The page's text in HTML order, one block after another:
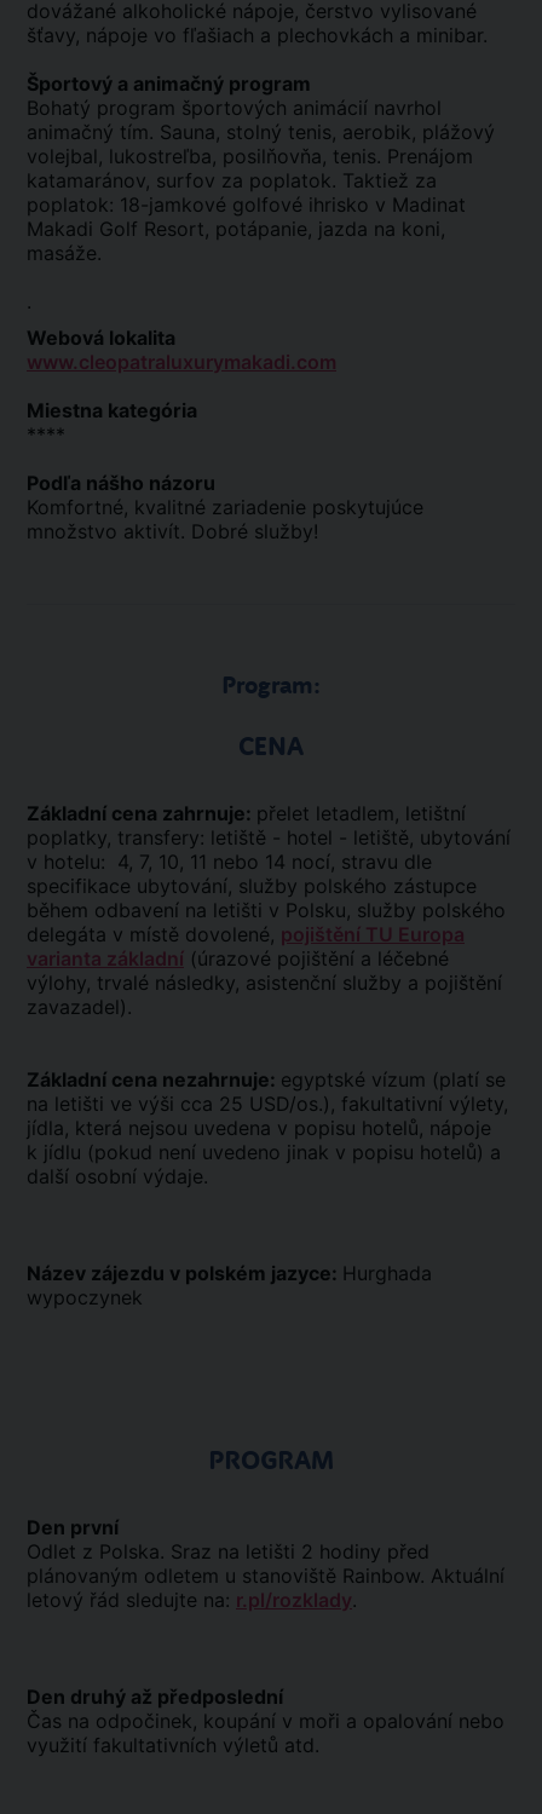
dovážané alkoholické nápoje, čerstvo vylisované
šťavy, nápoje vo fľašiach a plechovkách a minibar.
Športový a animačný program
Bohatý program športových animácií navrhol
animačný tím. Sauna, stolný tenis, aerobik, plážový
volejbal, lukostreľba, posilňovňa, tenis. Prenájom
katamaránov, surfov za poplatok. Taktiež za
poplatok: 18-jamkové golfové ihrisko v Madinat
Makadi Golf Resort, potápanie, jazda na koni,
masáže.
.
Webová lokalita
www.cleopatraluxurymakadi.com
Miestna kategória
****
Podľa nášho názoru
Komfortné, kvalitné zariadenie poskytujúce
množstvo aktivít. Dobré služby!
Program:
CENA
Základní cena zahrnuje: přelet letadlem, letištní
poplatky, transfery: letiště - hotel - letiště, ubytování
v hotelu: 4, 7, 10, 11 nebo 14 nocí, stravu dle
specifikace ubytování, služby polského zástupce
během odbavení na letišti v Polsku, služby polského
delegáta v místě dovolené, pojištění TU Europa
varianta základní (úrazové pojištění a léčebné
výlohy, trvalé následky, asistenční služby a pojištění
zavazadel).
Základní cena nezahrnuje: egyptské vízum (platí se
na letišti ve výši cca 25 USD/os.), fakultativní výlety,
jídla, která nejsou uvedena v popisu hotelů, nápoje
k jídlu (pokud není uvedeno jinak v popisu hotelů) a
další osobní výdaje.
Název zájezdu v polském jazyce: Hurghada
wypoczynek
PROGRAM
Den první
Odlet z Polska. Sraz na letišti 2 hodiny před
plánovaným odletem u stanoviště Rainbow. Aktuální
letový řád sledujte na: r.pl/rozklady.
Den druhý až předposlední
Čas na odpočinek, koupání v moři a opalování nebo
využití fakultativních výletů atd.